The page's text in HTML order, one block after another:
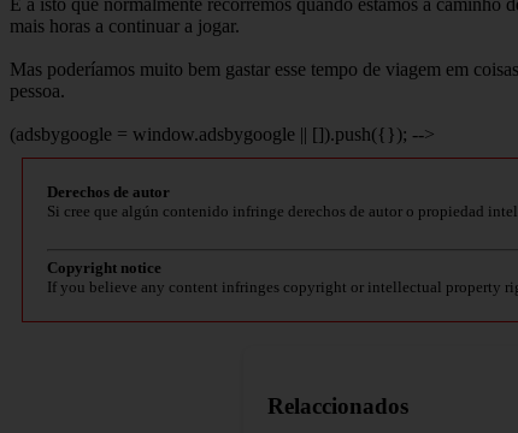
É a isto que normalmente recorremos quando estamos a
mais horas a continuar a jogar.
Mas poderíamos muito bem gastar esse tempo de viagem em
pessoa.
(adsbygoogle = window.adsbygoogle || []).push({}); -->
Derechos de autor
Si cree que algún contenido infringe derechos de autor o propiedad
Copyright notice
If you believe any content infringes copyright or intellectual property
Relaccionados